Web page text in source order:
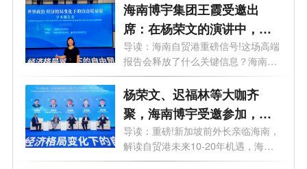
海南博宇集团王霞受邀出
席：在杨荣文的演讲中，读
懂自贸港下一步
导读：海南自贸港重磅信号!这场高端
报告会释放了什么关键信息？海南博
宇...
杨荣文、迟福林等大咖齐
聚，海南博宇受邀参加，这
场会议讲了啥？
导读：重磅!新加坡前外长亲临海南，
解读自贸港未来10-20年机遇，海南
博宇紧...